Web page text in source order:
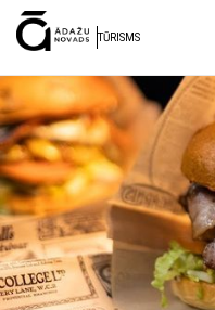
TŪRISMS
LV EN